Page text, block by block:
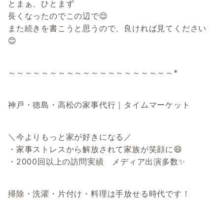
とまぁ、ひとまず
長くなったのでこの辺で😌
また続きを書こうと思うので、良ければ見てください
😊
～～～～～～～～～～～～～～～～～～～～*
神戸・徳島・高松の家事代行｜タイムマーケット
＼今よりもっと家が好きになる／
・家事ストレスから解放されて家族が笑顔に😄
・2000回以上の訪問実績 メディア出演多数✨
掃除・洗濯・片付け・料理は手放せる時代です！